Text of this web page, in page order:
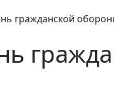
гражданской